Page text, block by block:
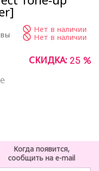
Нет в наличии
Нет в наличии
СКИДКА: 25 %
Когда появится,
сообщить на e-mail